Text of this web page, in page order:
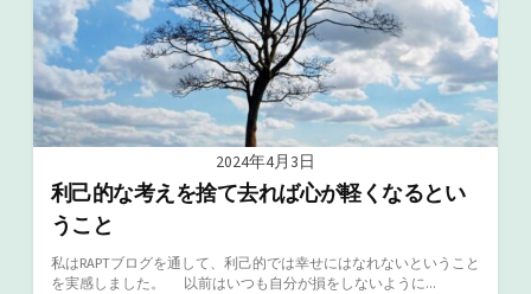
2024年4月3日
利己的な考えを捨て去れば心が軽くなるとい
うこと
私はRAPTブログを通して、利己的では幸せにはなれないということ
を実感しました。 以前はいつも自分が損をしないように...